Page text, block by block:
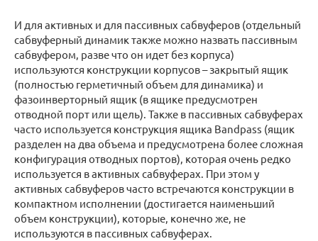
И для активных и для пассивных сабвуферов (отдельный
сабвуферный динамик также можно назвать пассивным
сабвуфером, разве что он идет без корпуса)
используются конструкции корпусов – закрытый ящик
(полностью герметичный объем для динамика) и
фазоинверторный ящик (в ящике предусмотрен
отводной порт или щель). Также в пассивных сабвуферах
часто используется конструкция ящика Bandpass (ящик
разделен на два объема и предусмотрена более сложная
конфигурация отводных портов), которая очень редко
используется в активных сабвуферах. При этом у
активных сабвуферов часто встречаются конструкции в
компактном исполнении (достигается наименьший
объем конструкции), которые, конечно же, не
используются в пассивных сабвуферах.